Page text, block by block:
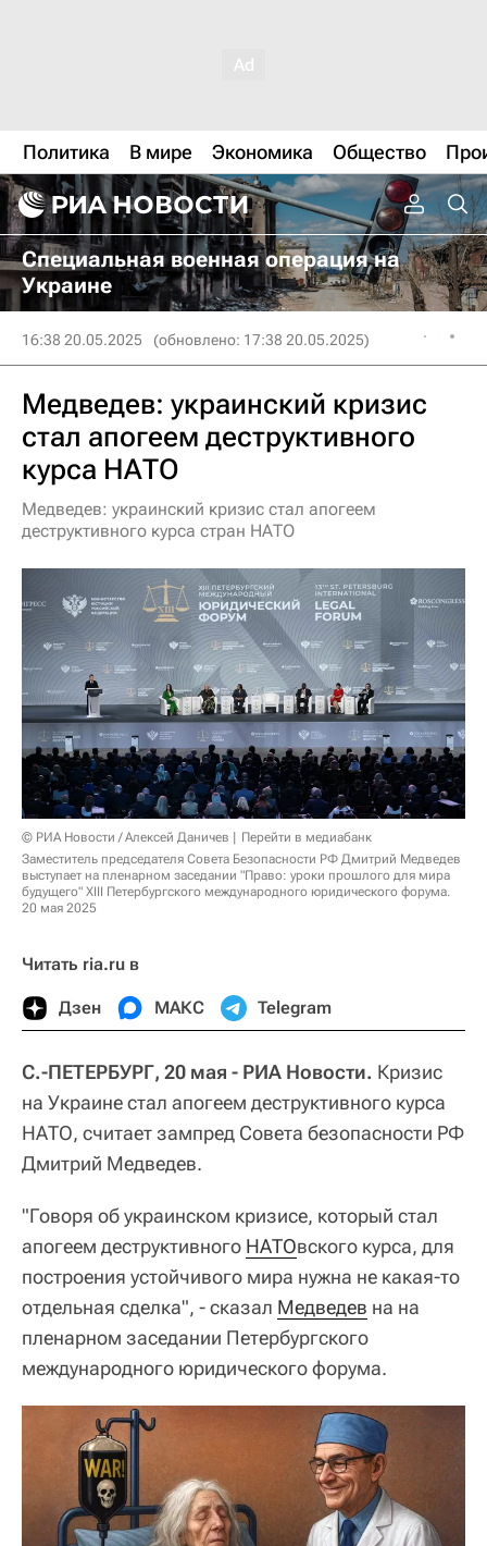
Политика В мире Экономика Общество
Специальная военная операция на
Украине
16:38 20.05.2025 (обновлено: 17:38 20.05.2025)
Медведев: украинский кризис
стал апогеем деструктивного
курса НАТО
Медведев: украинский кризис стал апогеем
деструктивного курса стран НАТО
© РИА Новости / Алексей Даничев
Перейти в медиабанк
Заместитель председателя Совета Безопасности РФ Дмитрий Медведев
выступает на пленарном заседании "Право: уроки прошлого для мира
будущего" XIII Петербургского международного юридического форума.
20 мая 2025
Читать ria.ru в
Дзен МАКС Telegram
С.-ПЕТЕРБУРГ, 20 мая - РИА Новости. Кризис
на Украине стал апогеем деструктивного курса
НАТО, считает зампред Совета безопасности РФ
Дмитрий Медведев.
"Говоря об украинском кризисе, который стал
апогеем деструктивного НАТОвского курса, для
построения устойчивого мира нужна не какая-то
отдельная сделка", - сказал Медведев на на
пленарном заседании Петербургского
международного юридического форума.